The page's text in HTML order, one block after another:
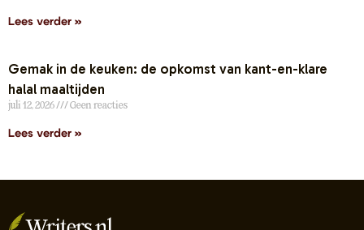
Lees verder »
Gemak in de keuken: de opkomst van kant-en-klare
halal maaltijden
juli 12, 2026 Geen reacties
Lees verder »